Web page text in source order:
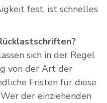
fest, ist schnelles
sich in der Regel
von der Art der
Fristen für diese
der einziehenden